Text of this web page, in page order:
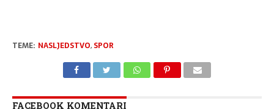
TEME: NASLJEDSTVO, SPOR
FACEBOOK KOMENTARI